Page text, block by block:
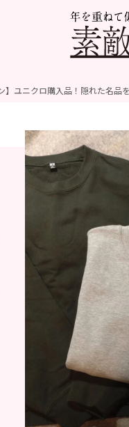
】ユニクロ購入品！隠れた名